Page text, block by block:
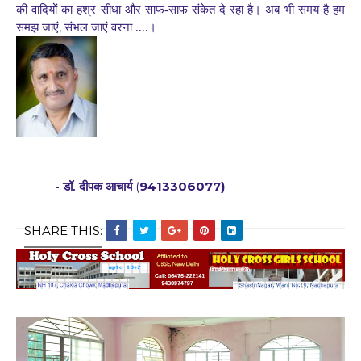
की वादियों का हश्र सीधा और साफ-साफ संकेत दे रहा है। अब भी समय है हम
समझ जाएं,संभल जाएं वरना ....।
-डॉ. दीपक आचार्य(9413306077)
SHARE THIS: